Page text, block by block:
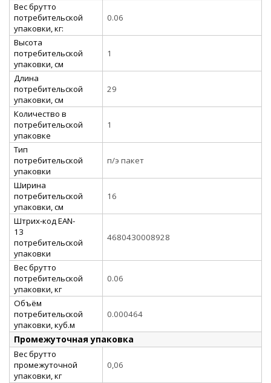
Вес брутто
потребительской
упаковки, кг:
0.06
Высота
потребительской
упаковки, см
1
Длина
потребительской
упаковки, см
29
Количество в
потребительской
упаковке
1
Тип
потребительской
упаковки
п/э пакет
Ширина
потребительской
упаковки, см
16
Штрих-код EAN-
13
потребительской
упаковки
4680430008928
Вес брутто
потребительской
упаковки, кг
0.06
Объём
потребительской
упаковки, куб.м
0.000464
Промежуточная упаковка
Вес брутто
промежуточной
упаковки, кг
0,06